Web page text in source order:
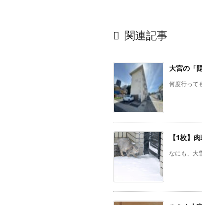
 関連記事
大宮の「
何度行って
【1枚】
なにも、大